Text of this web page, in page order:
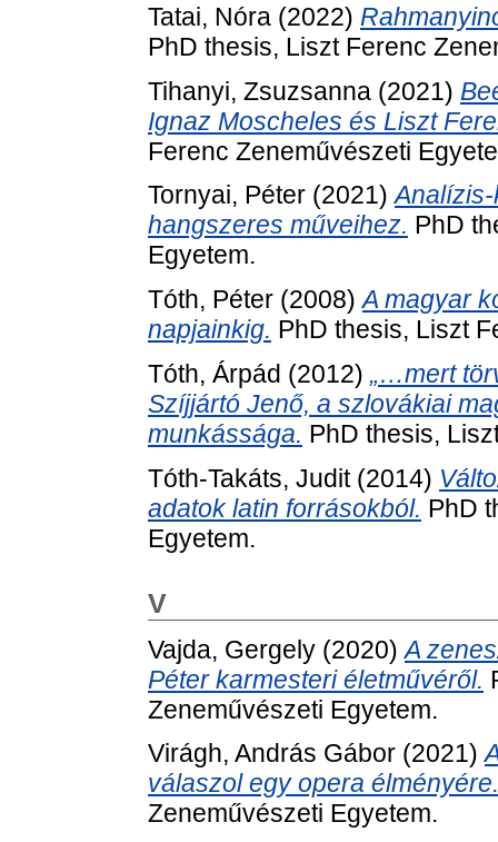
Tatai, Nóra (2022)
PhD thesis, Liszt Ferenc
Tihanyi, Zsuzsanna (2021)
Ignaz Moscheles és Liszt
Ferenc Zeneművészeti
Tornyai, Péter (2021)
hangszeres műveihez. PhD
Egyetem.
Tóth, Péter (2008)A magyar
napjainkig. PhD thesis, Liszt
Tóth, Árpád (2012) „…mert
Szíjjártó Jenő, a szlovákiai
munkássága. PhD thesis,
Tóth-Takáts, Judit(2014)
adatok latin forrásokból. PhD
Egyetem.
V
Vajda, Gergely (2020)A
Péter karmesteri életművéről.
Zeneművészeti Egyetem.
Virágh, András Gábor (2021)
válaszol egy opera élményére.
Zeneművészeti Egyetem.